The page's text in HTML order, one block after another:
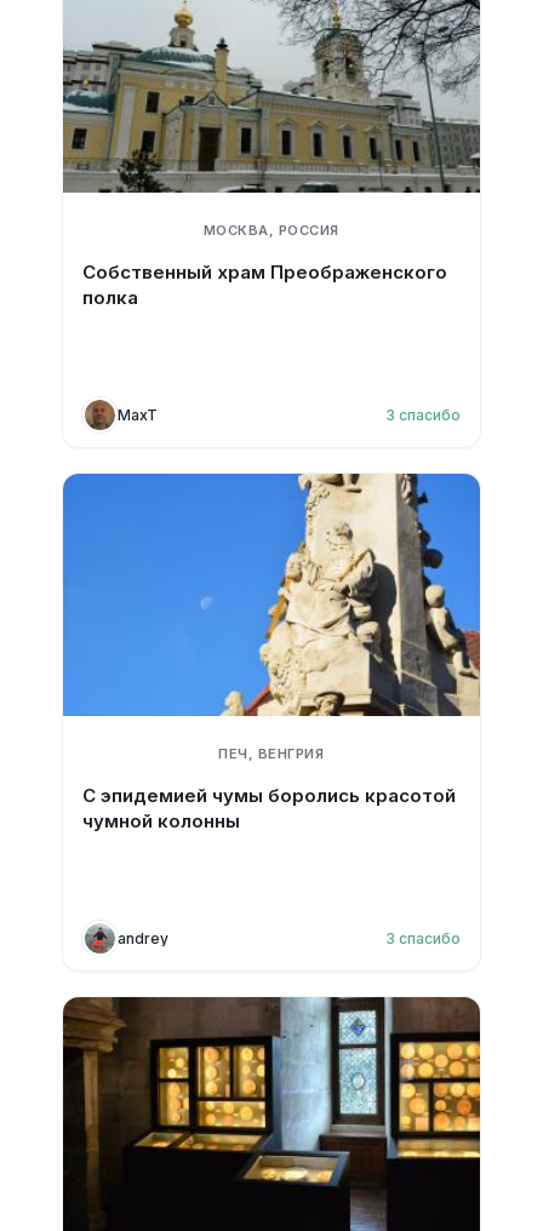
МОСКВА, РОССИЯ
Собственный храм Преображенского
полка
MaxT 3 спасибо
ПЕЧ, ВЕНГРИЯ
С эпидемией чумы боролись красотой
чумной колонны
andrey 3 спасибо